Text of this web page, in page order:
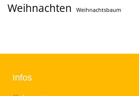
Weihnachten Weihnachtsbaum
Infos